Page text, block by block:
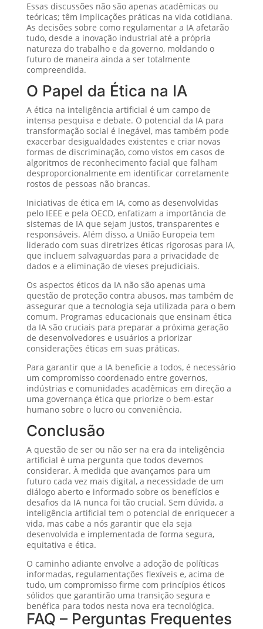
Essas discussões não são apenas acadêmicas ou
teóricas; têm implicações práticas na vida cotidiana.
As decisões sobre como regulamentar a IA afetarão
tudo, desde a inovação industrial até a própria
natureza do trabalho e da governo, moldando o
futuro de maneira ainda a ser totalmente
compreendida.
O Papel da Ética na IA
A ética na inteligência artificial é um campo de
intensa pesquisa e debate. O potencial da IA para
transformação social é inegável, mas também pode
exacerbar desigualdades existentes e criar novas
formas de discriminação, como vistos em casos de
algoritmos de reconhecimento facial que falham
desproporcionalmente em identificar corretamente
rostos de pessoas não brancas.
Iniciativas de ética em IA, como as desenvolvidas
pelo IEEE e pela OECD, enfatizam a importância de
sistemas de IA que sejam justos, transparentes e
responsáveis. Além disso, a União Europeia tem
liderado com suas diretrizes éticas rigorosas para IA,
que incluem salvaguardas para a privacidade de
dados e a eliminação de vieses prejudiciais.
Os aspectos éticos da IA não são apenas uma
questão de proteção contra abusos, mas também de
assegurar que a tecnologia seja utilizada para o bem
comum. Programas educacionais que ensinam ética
da IA são cruciais para preparar a próxima geração
de desenvolvedores e usuários a priorizar
considerações éticas em suas práticas.
Para garantir que a IA beneficie a todos, é necessário
um compromisso coordenado entre governos,
indústrias e comunidades acadêmicas em direção a
uma governança ética que priorize o bem-estar
humano sobre o lucro ou conveniência.
Conclusão
A questão de ser ou não ser na era da inteligência
artificial é uma pergunta que todos devemos
considerar. À medida que avançamos para um
futuro cada vez mais digital, a necessidade de um
diálogo aberto e informado sobre os benefícios e
desafios da IA nunca foi tão crucial. Sem dúvida, a
inteligência artificial tem o potencial de enriquecer a
vida, mas cabe a nós garantir que ela seja
desenvolvida e implementada de forma segura,
equitativa e ética.
O caminho adiante envolve a adoção de políticas
informadas, regulamentações flexíveis e, acima de
tudo, um compromisso firme com princípios éticos
sólidos que garantirão uma transição segura e
benéfica para todos nesta nova era tecnológica.
FAQ – Perguntas Frequentes